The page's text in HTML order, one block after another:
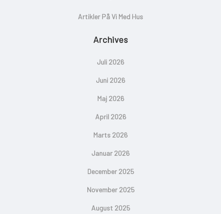
Artikler På Vi Med Hus
Archives
Juli 2026
Juni 2026
Maj 2026
April 2026
Marts 2026
Januar 2026
December 2025
November 2025
August 2025